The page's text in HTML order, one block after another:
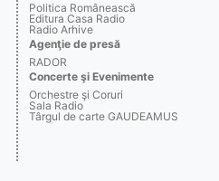
Politica Românească
Editura Casa Radio
Radio Arhive
Agenţie de presă
RADOR
Concerte şi Evenimente
Orchestre şi Coruri
Sala Radio
Târgul de carte GAUDEAMUS